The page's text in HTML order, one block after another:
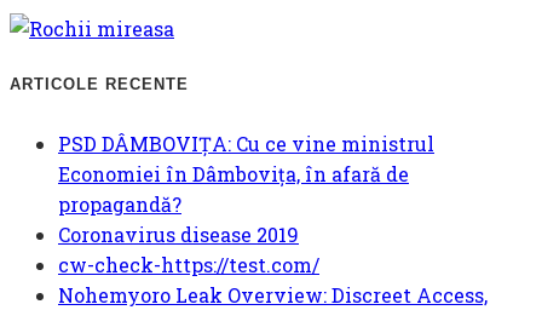
ARTICOLE RECENTE
PSD DÂMBOVIȚA: Cu ce vine ministrul
Economiei în Dâmbovița, în afară de
propagandă?
Coronavirus disease 2019
cw-check-https://test.com/
Nohemyoro Leak Overview: Discreet Access,